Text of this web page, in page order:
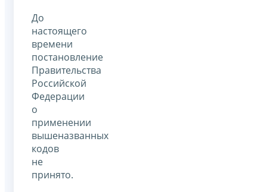
До
настоящего
времени
постановление
Правительства
Российской
Федерации
о
применении
вышеназванных
кодов
не
принято.